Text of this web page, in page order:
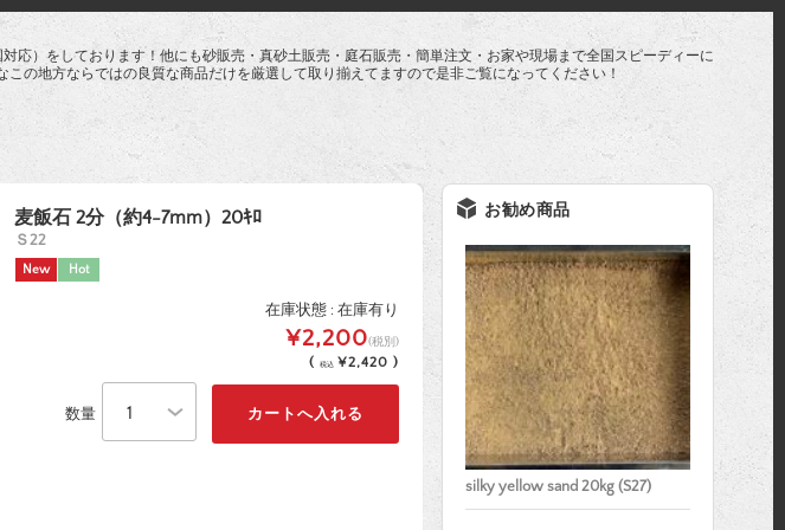
）をしております！他にも砂販売・真砂土販売・庭石販売・簡単注文・お家や現場まで全国スピーディーに
の地方ならではの良質な商品だけを厳選して取り揃えてますので是非ご覧になってください！
麦飯石 2分（約4-7mm）20ｷﾛ
Ｓ22
New Hot
在庫状態 : 在庫有り
¥2,200(税別)
( 税込 ¥2,420 )
数量
お勧め商品
silky yellow sand 20kg (S27)